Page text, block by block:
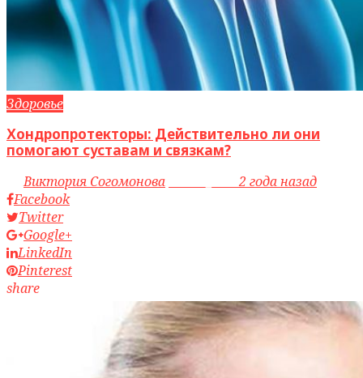
Здоровье
Хондропротекторы: Действительно ли они
помогают суставам и связкам?
byВиктория Согомонова access_time2 года назад
Facebook
Twitter
Google+
LinkedIn
Pinterest
share